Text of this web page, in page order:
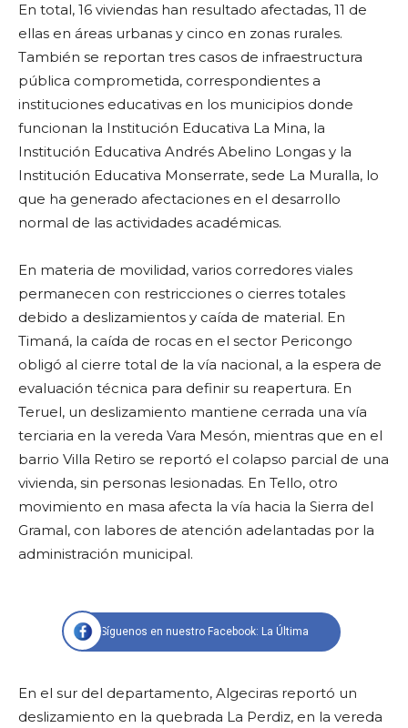
En total, 16 viviendas han resultado afectadas, 11 de
ellas en áreas urbanas y cinco en zonas rurales.
También se reportan tres casos de infraestructura
pública comprometida, correspondientes a
instituciones educativas en los municipios donde
funcionan la Institución Educativa La Mina, la
Institución Educativa Andrés Abelino Longas y la
Institución Educativa Monserrate, sede La Muralla, lo
que ha generado afectaciones en el desarrollo
normal de las actividades académicas.
En materia de movilidad, varios corredores viales
permanecen con restricciones o cierres totales
debido a deslizamientos y caída de material. En
Timaná, la caída de rocas en el sector Pericongo
obligó al cierre total de la vía nacional, a la espera de
evaluación técnica para definir su reapertura. En
Teruel, un deslizamiento mantiene cerrada una vía
terciaria en la vereda Vara Mesón, mientras que en el
barrio Villa Retiro se reportó el colapso parcial de una
vivienda, sin personas lesionadas. En Tello, otro
movimiento en masa afecta la vía hacia la Sierra del
Gramal, con labores de atención adelantadas por la
administración municipal.
Síguenos en nuestro Facebook: La Última
En el sur del departamento, Algeciras reportó un
deslizamiento en la quebrada La Perdiz, en la vereda